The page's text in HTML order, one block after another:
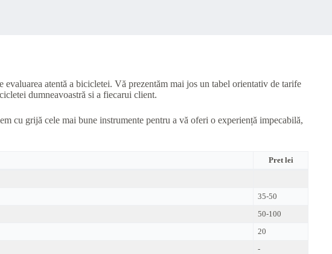
atentă a bicicletei. Vă prezentăm mai jos un tabel orientativ de tarife
dumneavoastră si a fiecarui client.
cu grijă cele mai bune instrumente pentru a vă oferi o experiență impecabilă,
Pret lei
35-50
50-100
20
-